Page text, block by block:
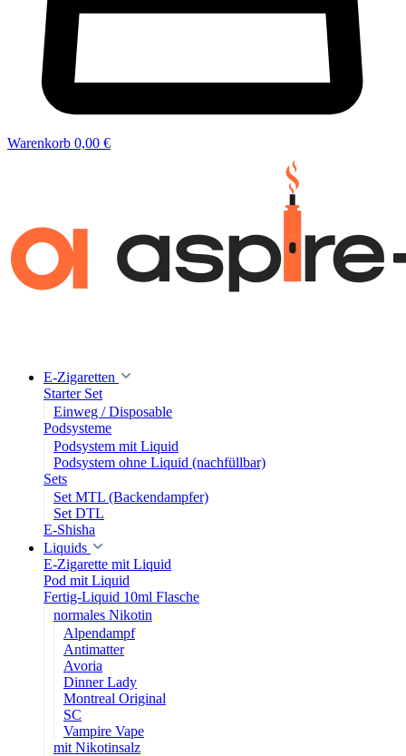
Warenkorb 0,00 €
E-Zigaretten
Starter Set
Einweg / Disposable
Podsysteme
Podsystem mit Liquid
Podsystem ohne Liquid (nachfüllbar)
Sets
Set MTL (Backendampfer)
Set DTL
E-Shisha
Liquids
E-Zigarette mit Liquid
Pod mit Liquid
Fertig-Liquid 10ml Flasche
normales Nikotin
Alpendampf
Antimatter
Avoria
Dinner Lady
Montreal Original
SC
Vampire Vape
mit Nikotinsalz